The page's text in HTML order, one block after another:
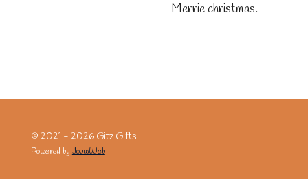
Merrie christmas.
© 2021 - 2026 Gitz Gifts
Powered by JouwWeb